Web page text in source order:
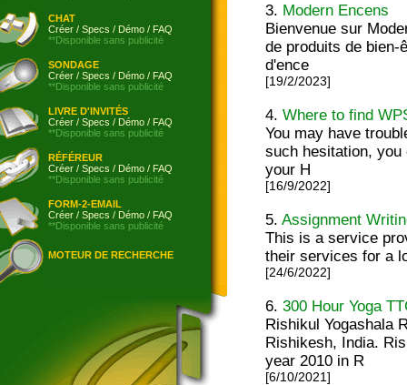
CHAT
Créer / Specs / Démo / FAQ
**Disponible sans publicité
SONDAGE
Créer / Specs / Démo / FAQ
**Disponible sans publicité
LIVRE D'INVITÉS
Créer / Specs / Démo / FAQ
**Disponible sans publicité
RÉFÉREUR
Créer / Specs / Démo / FAQ
**Disponible sans publicité
FORM-2-EMAIL
Créer / Specs / Démo / FAQ
**Disponible sans publicité
MOTEUR DE RECHERCHE
3. Modern Encens
Bienvenue sur
de produits de
d'ence
[19/2/2023]
4.Where to find
You may have
such hesitation,
your H
[16/9/2022]
5.Assignment
This is a service
their services for a
[24/6/2022]
6.300 Hour Yoga
Rishikul Yogashala
Rishikesh, India.
year 2010 in R
[6/10/2021]